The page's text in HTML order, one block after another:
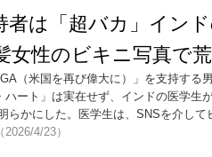
者は「超バカ」イン
女性のビキニ写真で
（米国を再び偉大に）」を支持する
ート」は実在せず、インドの医学生
らかにした。医学生は、SNSを介し
（2026/4/23）